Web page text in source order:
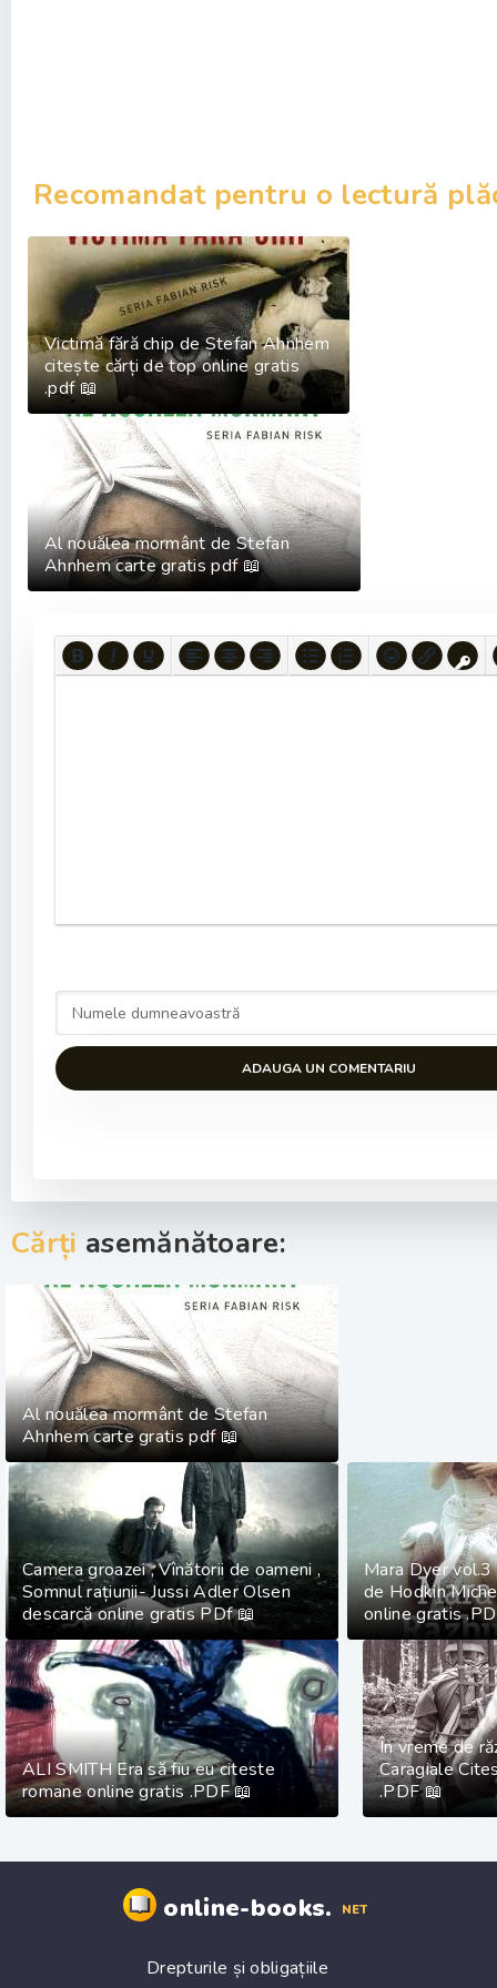
Recomandat pentru o lectură
Victimă fără chip de Stefan Ahnhem
citește cărți de top online gratis
.pdf 📖
Al nouălea mormânt de Stefan
Ahnhem carte gratis pdf 📖
ADAUGA UN COMENTARIU
Cărți asemănătoare:
Al nouălea mormânt de Stefan
Ahnhem carte gratis pdf 📖
Camera groazei , Vînătorii de oameni ,
Somnul rațiunii- Jussi Adler Olsen
descarcă online gratis PDf 📖
Mara Dyer vol.3
de Hodkin
online gratis
ALI SMITH Era să fiu eu citeste
romane online gratis .PDF 📖
În vreme de
Caragiale
.PDF 📖
online-books. NET
Drepturile și obligațiile